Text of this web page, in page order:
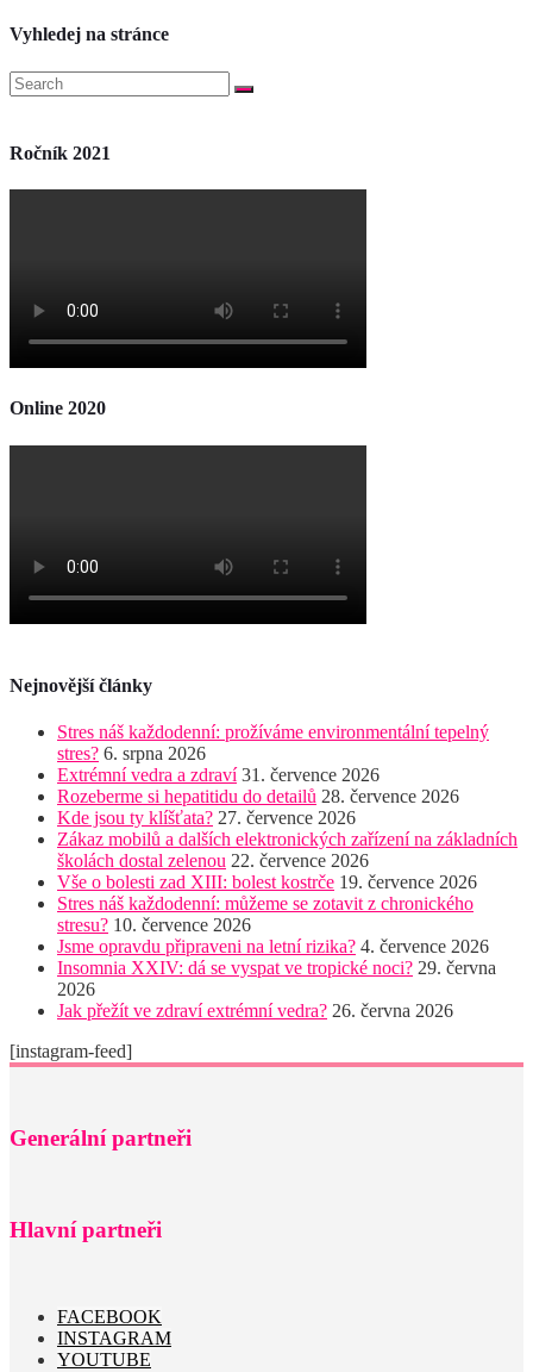
Vyhledej na stránce
Ročník 2021
Online 2020
Nejnovější články
Stres náš každodenní: prožíváme environmentální tepelný
stres? 6. srpna 2026
Extrémní vedra a zdraví 31. července 2026
Rozeberme si hepatitidu do detailů 28. července 2026
Kde jsou ty klíšťata? 27. července 2026
Zákaz mobilů a dalších elektronických zařízení na základních
školách dostal zelenou 22. července 2026
Vše o bolesti zad XIII: bolest kostrče 19. července 2026
Stres náš každodenní: můžeme se zotavit z chronického
stresu? 10. července 2026
Jsme opravdu připraveni na letní rizika? 4. července 2026
Insomnia XXIV: dá se vyspat ve tropické noci? 29. června
2026
Jak přežít ve zdraví extrémní vedra? 26. června 2026
[instagram-feed]
Generální partneři
Hlavní partneři
FACEBOOK
INSTAGRAM
YOUTUBE